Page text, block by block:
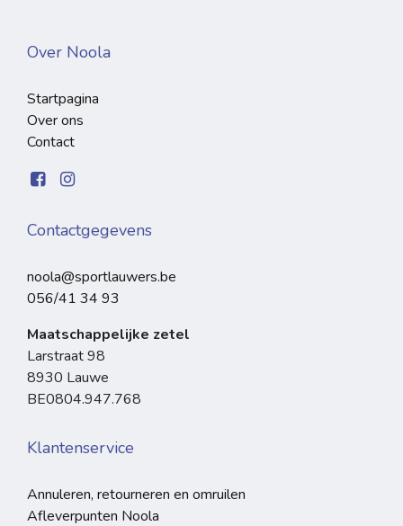
Over Noola
Startpagina
Over ons
Contact
Contactgegevens
noola@sportlauwers.be
056/41 34 93
Maatschappelijke zetel
Larstraat 98
8930 Lauwe
BE0804.947.768
Klantenservice
Annuleren, retourneren en omruilen
Afleverpunten Noola